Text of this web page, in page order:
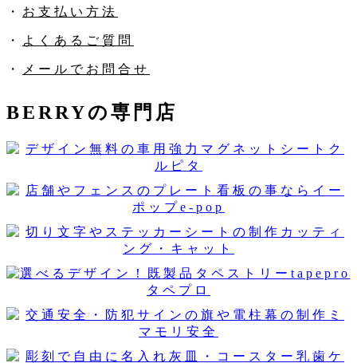
・ お支払い方法
・ よくあるご質問
・ メールでお問合せ
BERRYの専門店